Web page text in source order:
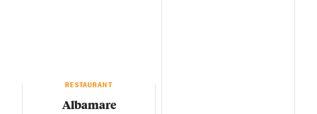
RESTAURANT
Albamare